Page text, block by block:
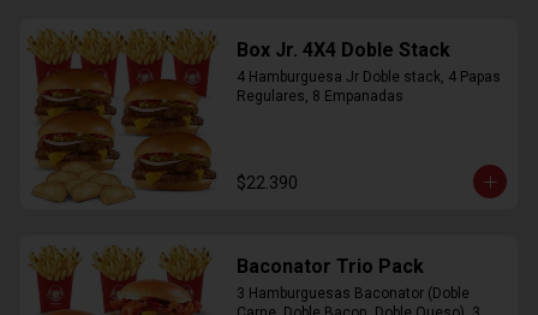
Box Jr. 4X4 Doble Stack
4 Hamburguesa Jr Doble stack, 4 Papas
Regulares, 8 Empanadas
$22.390
Baconator Trio Pack
3 Hamburguesas Baconator (Doble